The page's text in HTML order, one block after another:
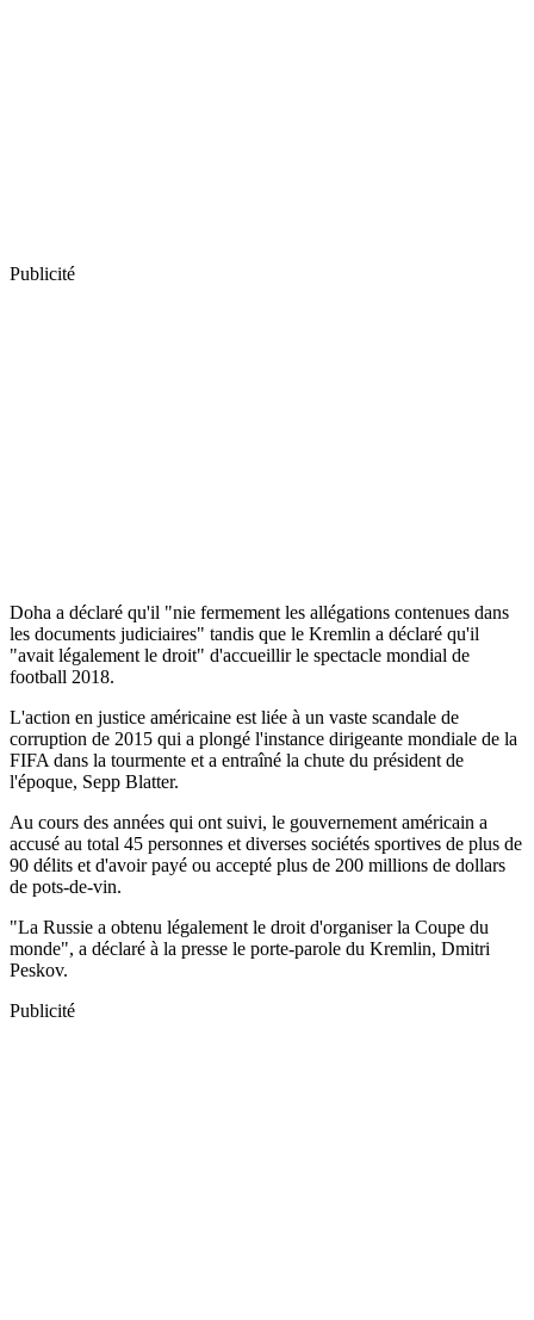
Publicité
Doha a déclaré qu'il "nie fermement les allégations contenues dans
les documents judiciaires" tandis que le Kremlin a déclaré qu'il
"avait légalement le droit" d'accueillir le spectacle mondial de
football 2018.
L'action en justice américaine est liée à un vaste scandale de
corruption de 2015 qui a plongé l'instance dirigeante mondiale de la
FIFA dans la tourmente et a entraîné la chute du président de
l'époque, Sepp Blatter.
Au cours des années qui ont suivi, le gouvernement américain a
accusé au total 45 personnes et diverses sociétés sportives de plus de
90 délits et d'avoir payé ou accepté plus de 200 millions de dollars
de pots-de-vin.
"La Russie a obtenu légalement le droit d'organiser la Coupe du
monde", a déclaré à la presse le porte-parole du Kremlin, Dmitri
Peskov.
Publicité